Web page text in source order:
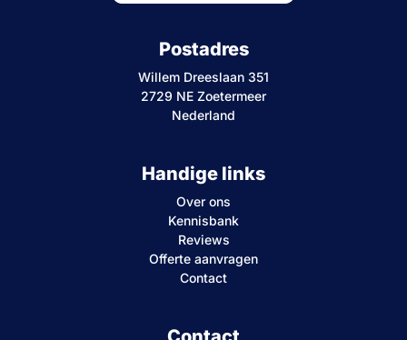
Postadres
Willem Dreeslaan 351
2729 NE Zoetermeer
Nederland
Handige links
Over ons
Kennisbank
Reviews
Offerte aanvragen
Contact